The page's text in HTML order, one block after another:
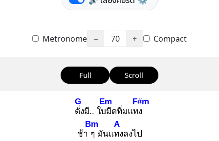
Metronome − 70 + Compact
Full Scroll
ดั่ง
G
มี.. ใบมี
Em
ดทิ่มแทง
F#m
ช้า ๆ
Bm
มันแทง
A
ลงไป